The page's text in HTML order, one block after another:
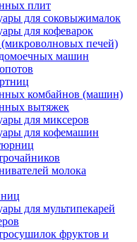
плит
для соковыжималок
для кофеварок
печей)
машин
комбайнов (машин)
вытяжек
для миксеров
для кофемашин
молока
для мультипекарей
фруктов и